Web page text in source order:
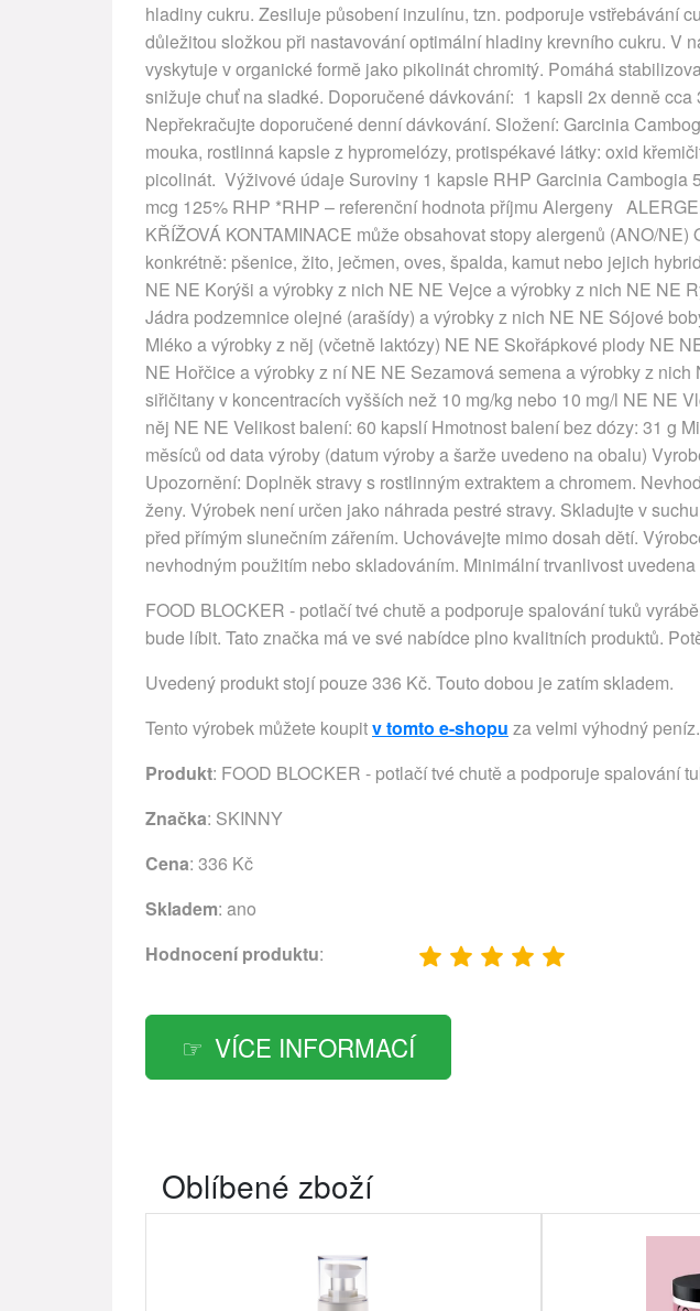
hladiny cukru. Zesiluje působení inzulínu, tzn. podporuje vstřebávání
důležitou složkou při nastavování optimální hladiny krevního cukru. V
vyskytuje v organické formě jako pikolinát chromitý. Pomáhá
snižuje chuť na sladké. Doporučené dávkování: 1 kapsli 2x denně cca
Nepřekračujte doporučené denní dávkování. Složení: Garcinia
mouka, rostlinná kapsle z hypromelózy, protispékavé látky: oxid
picolinát. Výživové údaje Suroviny 1 kapsle RHP Garcinia
mcg 125% RHP *RHP – referenční hodnota příjmu Alergeny
KŘÍŽOVÁ KONTAMINACE může obsahovat stopy alergenů (ANO/
konkrétně: pšenice, žito, ječmen, oves, špalda, kamut nebo jejich
NE NE Korýši a výrobky z nich NE NE Vejce a výrobky z nich NE NE
Jádra podzemnice olejné (arašídy) a výrobky z nich NE NE Sójové
Mléko a výrobky z něj (včetně laktózy) NE NE Skořápkové plody NE
NE Hořčice a výrobky z ní NE NE Sezamová semena a výrobky z nich
siřičitany v koncentracích vyšších než 10 mg/kg nebo 10 mg/l NE NE
něj NE NE Velikost balení: 60 kapslí Hmotnost balení bez dózy: 31 g
měsíců od data výroby (datum výroby a šarže uvedeno na obalu)
Upozornění: Doplněk stravy s rostlinným extraktem a chromem.
ženy. Výrobek není určen jako náhrada pestré stravy. Skladujte v
před přímým slunečním zářením. Uchovávejte mimo dosah dětí.
nevhodným použitím nebo skladováním. Minimální trvanlivost
FOOD BLOCKER - potlačí tvé chutě a podporuje spalování tuků
bude líbit. Tato značka má ve své nabídce plno kvalitních produktů.
Uvedený produkt stojí pouze 336 Kč. Touto dobou je zatím skladem.
Tento výrobek můžete koupitv tomto e-shopu za velmi výhodný peníz.
Produkt: FOOD BLOCKER - potlačí tvé chutě a podporuje spalování
Značka: SKINNY
Cena: 336 Kč
Skladem: ano
Hodnocení produktu:
VÍCE INFORMACÍ
Oblíbené zboží